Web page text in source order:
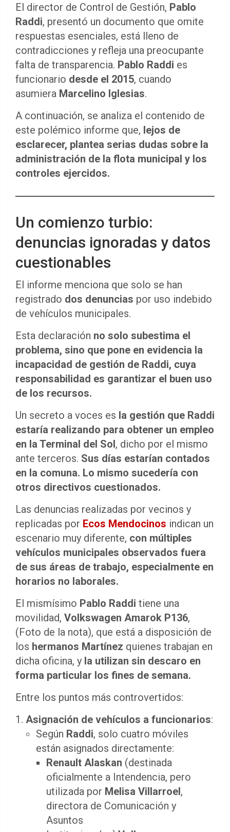
El director de Control de Gestión, Pablo
Raddi, presentó un documento que omite
respuestas esenciales, está lleno de
contradicciones y refleja una preocupante
falta de transparencia. Pablo Raddi es
funcionario desde el 2015, cuando
asumiera Marcelino Iglesias.
A continuación, se analiza el contenido de
este polémico informe que, lejos de
esclarecer, plantea serias dudas sobre la
administración de la flota municipal y los
controles ejercidos.
Un comienzo turbio:
denuncias ignoradas y datos
cuestionables
El informe menciona que solo se han
registrado dos denuncias por uso indebido
de vehículos municipales.
Esta declaración no solo subestima el
problema, sino que pone en evidencia la
incapacidad de gestión de Raddi, cuya
responsabilidad es garantizar el buen uso
de los recursos.
Un secreto a voces es la gestión que Raddi
estaría realizando para obtener un empleo
en la Terminal del Sol, dicho por el mismo
ante terceros. Sus días estarían contados
en la comuna. Lo mismo sucedería con
otros directivos cuestionados.
Las denuncias realizadas por vecinos y
replicadas por Ecos Mendocinos indican un
escenario muy diferente, con múltiples
vehículos municipales observados fuera
de sus áreas de trabajo, especialmente en
horarios no laborales.
El mismísimo Pablo Raddi tiene una
movilidad, Volkswagen Amarok P136,
(Foto de la nota), que está a disposición de
los hermanos Martínez quienes trabajan en
dicha oficina, y la utilizan sin descaro en
forma particular los fines de semana.
Entre los puntos más controvertidos:
Asignación de vehículos a funcionarios:
Según Raddi, solo cuatro móviles
están asignados directamente:
Renault Alaskan (destinada
oficialmente a Intendencia, pero
utilizada por Melisa Villarroel,
directora de Comunicación y
Asuntos